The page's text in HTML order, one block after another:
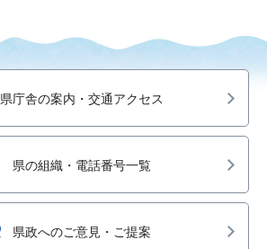
県庁舎の案内・交通アクセス
県の組織・電話番号一覧
県政へのご意見・ご提案